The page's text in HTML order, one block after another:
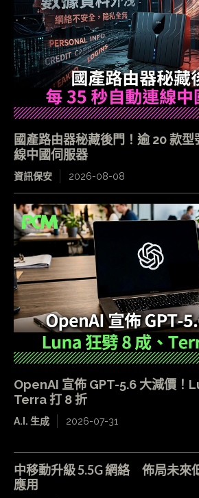
國產路由器秘藏後門！逾 20 款
線中國伺服器
資訊保安 2026-08-08
OpenAI 宣佈 GPT-5.6 大減價！
Terra 打 8 折
A.I. 生成 2026-07-31
中移動升級 5.5G 網絡 佈局未來
應用